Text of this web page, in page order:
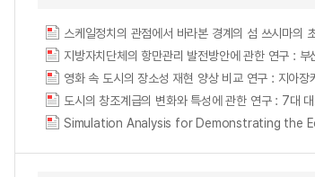
스케일정치의 관점에서 바라본 경계의 섬 쓰시마의
지방자치단체의 항만관리 발전방안에 관한 연
도시의 창조계급의 변화와 특성에 관한 연구 : 7대
Simulation Analysis for Demonstrating the